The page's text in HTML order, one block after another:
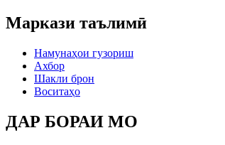
Маркази таълимӣ
Намунаҳои гузориш
Ахбор
Шакли брон
Воситаҳо
ДАР БОРАИ МО